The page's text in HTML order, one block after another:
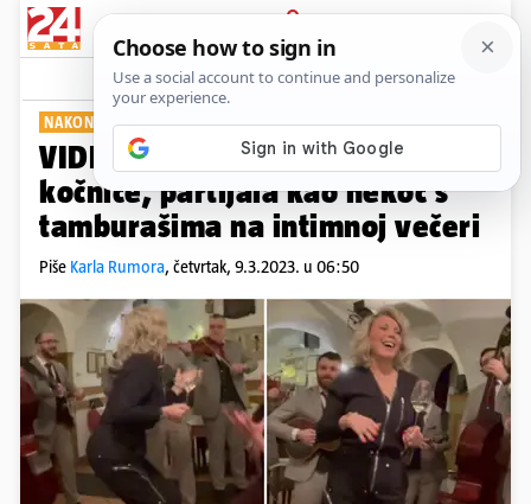
PRIJAVA
Show Komentari
NAKON PREMIJERE PREDSTAVE
VIDEO Lepa Brena je otpustila
kočnice, partijala kao nekoć s
tamburašima na intimnoj večeri
Piše Karla Rumora, četvrtak, 9.3.2023. u 06:50